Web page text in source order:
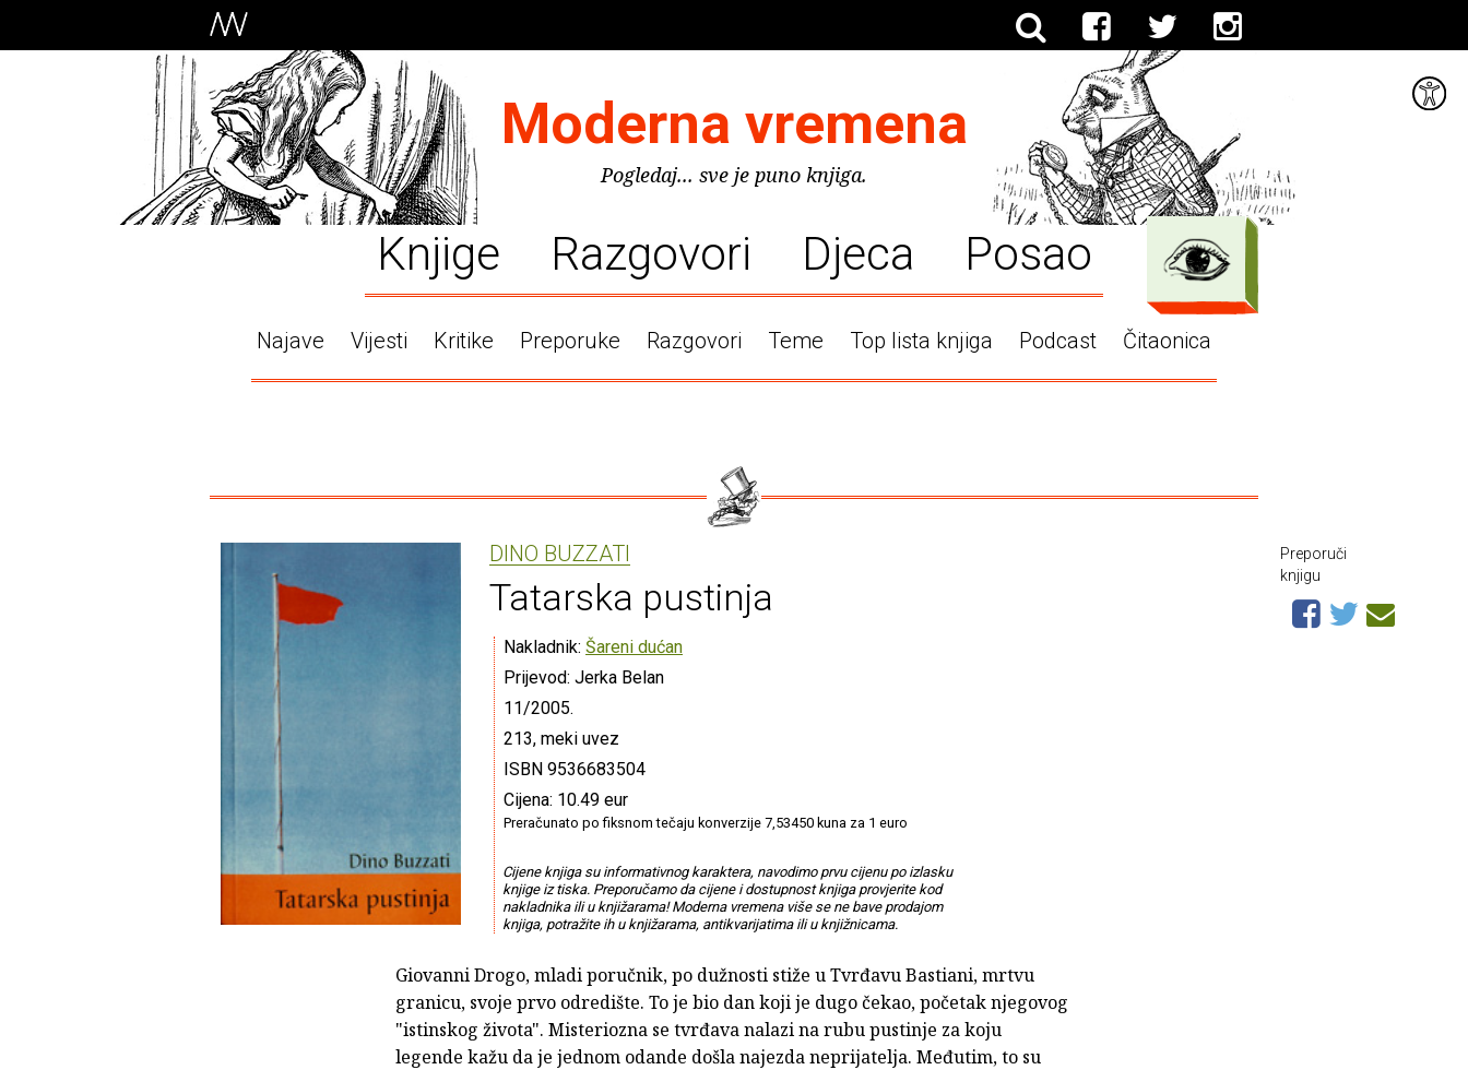
Moderna vremena
Pogledaj... sve je puno knjiga.
Knjige Razgovori Djeca Posao
Najave Vijesti Kritike Preporuke Razgovori Teme Top lista knjiga Podcast Čitaonica
DINO BUZZATI
Tatarska pustinja
Nakladnik: Šareni dućan
Prijevod: Jerka Belan
11/2005.
213, meki uvez
ISBN 9536683504
Cijena: 10.49 eur
Preračunato po fiksnom tečaju konverzije 7,53450 kuna za 1 euro
Cijene knjiga su informativnog karaktera, navodimo prvu cijenu po izlasku
knjige iz tiska. Preporučamo da cijene i dostupnost knjiga provjerite kod
nakladnika ili u knjižarama! Moderna vremena više se ne bave prodajom
knjiga, potražite ih u knjižarama, antikvarijatima ili u knjižnicama.
Giovanni Drogo, mladi poručnik, po dužnosti stiže u Tvrđavu Bastiani, mrtvu
granicu, svoje prvo odredište. To je bio dan koji je dugo čekao, početak njegovog
"istinskog života". Misteriozna se tvrđava nalazi na rubu pustinje za koju
legende kažu da je jednom odande došla najezda neprijatelja. Međutim, to su
Preporuči
knjigu